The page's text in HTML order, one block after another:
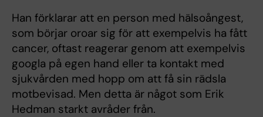
Han förklarar att en person med hälsoångest,
som börjar oroar sig för att exempelvis ha fått
cancer, oftast reagerar genom att exempelvis
googla på egen hand eller ta kontakt med
sjukvården med hopp om att få sin rädsla
motbevisad. Men detta är något som Erik
Hedman starkt avråder från.